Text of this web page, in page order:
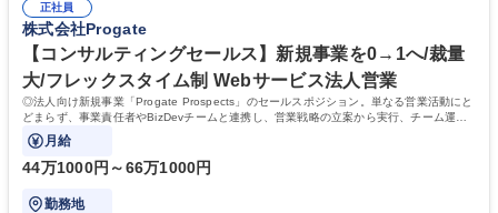
正社員
株式会社Progate
【コンサルティングセールス】新規事業を0→1へ/裁量
大/フレックスタイム制 Webサービス法人営業
◎法人向け新規事業「Progate Prospects」のセールスポジション。単なる営業活動にと
どまらず、事業責任者やBizDevチームと連携し、営業戦略の立案から実行、チーム運営
の基盤づくりまで幅広くお任せします。
月給
44万1000円～66万1000円
勤務地